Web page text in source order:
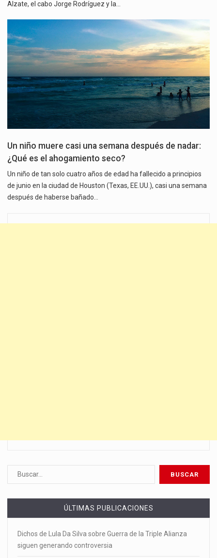
Alzate, el cabo Jorge Rodríguez y la…
Un niño muere casi una semana después de nadar:
¿Qué es el ahogamiento seco?
Un niño de tan solo cuatro años de edad ha fallecido a principios
de junio en la ciudad de Houston (Texas, EE.UU.), casi una semana
después de haberse bañado…
ÚLTIMAS PUBLICACIONES
Dichos de Lula Da Silva sobre Guerra de la Triple Alianza
siguen generando controversia